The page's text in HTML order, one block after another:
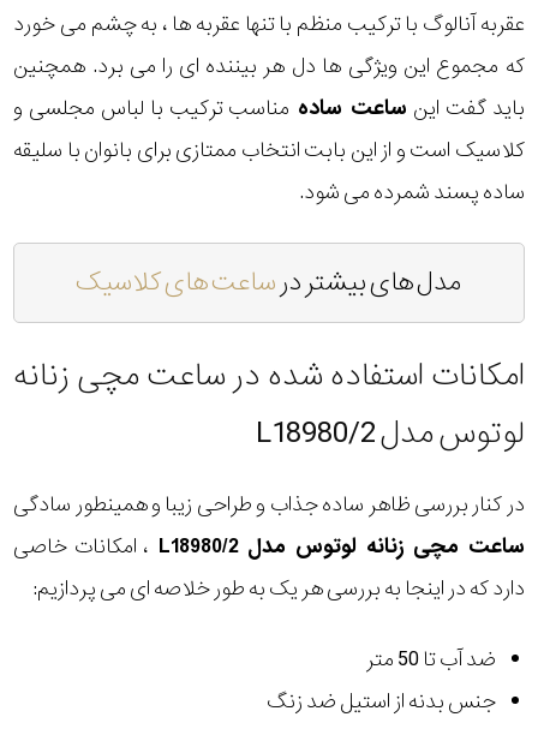
عقربه آنالوگ با ترکیب منظم با تنها عقربه ها ، به چشم می خورد
که مجموع این ویژگی ها دل هر بیننده ای را می برد. همچنین
باید گفت این ساعت ساده مناسب ترکیب با لباس مجلسی و
کلاسیک است و از این بابت انتخاب ممتازی برای بانوان با سلیقه
ساده پسند شمرده می شود.
مدل های بیشتر درساعت های کلاسیک
امکانات استفاده شده در ساعت مچی زنانه
لوتوس مدل L18980/2
در کنار بررسی ظاهر ساده جذاب و طراحی زیبا و همینطور سادگی
ساعت مچی زنانه لوتوس مدل L18980/2
، امکانات خاصی
دارد که در اینجا به بررسی هر یک به طور خلاصه ای می پردازیم:
ضد آب تا 50 متر
جنس بدنه از استیل ضد زنگ